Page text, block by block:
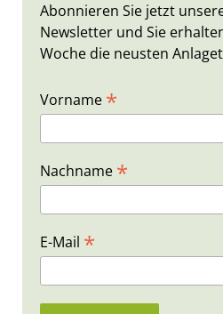
Abonnieren Sie jetzt
Newsletter und Sie
Woche die neusten
Vorname *
Nachname *
E-Mail *